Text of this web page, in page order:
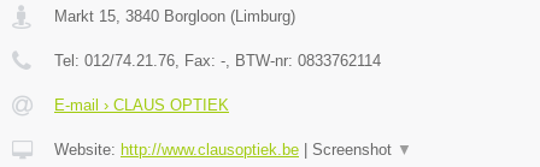
Markt 15, 3840 Borgloon (Limburg)
Tel: 012/74.21.76, Fax: -, BTW-nr: 0833762114
E-mail › CLAUS OPTIEK
Website: http://www.clausoptiek.be Screenshot ▼